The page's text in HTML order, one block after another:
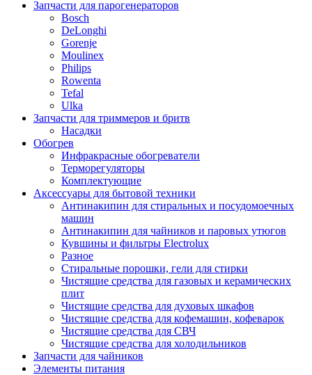
Запчасти для парогенераторов
Bosch
DeLonghi
Gorenje
Moulinex
Philips
Rowenta
Tefal
Ulka
Запчасти для триммеров и бритв
Насадки
Обогрев
Инфракрасные обогреватели
Терморегуляторы
Комплектующие
Аксессуары для бытовой техники
Антинакипин для стиральных и посудомоечных
машин
Антинакипин для чайников и паровых утюгов
Кувшины и фильтры Electrolux
Разное
Стиральные порошки, гели для стирки
Чистящие средства для газовых и керамических
плит
Чистящие средства для духовых шкафов
Чистящие средства для кофемашин, кофеварок
Чистящие средства для СВЧ
Чистящие средства для холодильников
Запчасти для чайников
Элементы питания